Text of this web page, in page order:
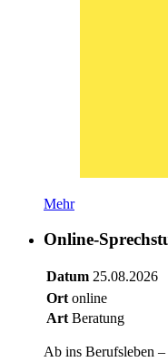
Mehr
Online-
Datum 25.08.2026
Ort online
Art Beratung
Ab ins Berufsleben